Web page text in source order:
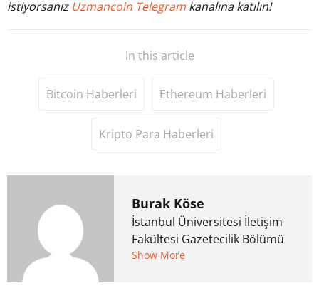
istiyorsanız Uzmancoin Telegram kanalına katılın!
In this article
Bitcoin Haberleri Ethereum Haberleri
Kripto Para Haberleri
Burak Köse
İstanbul Üniversitesi İletişim
Fakültesi Gazetecilik Bölümü
mezunu. 6 yıl ana akım
Show More